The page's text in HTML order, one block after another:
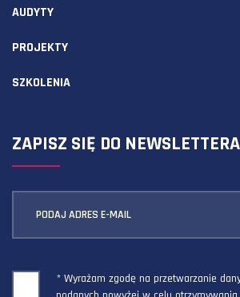
AUDYTY
PROJEKTY
SZKOLENIA
ZAPISZ SIĘ DO NEWSLETTERA
PODAJ ADRES E-MAIL
* Wyrażam zgodę na przetwarzanie